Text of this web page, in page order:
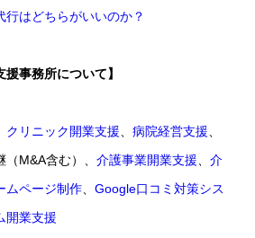
行はどちらがいいのか？
援事務所について】
クリニック開業支援 、病院経営支援
（M&A含む）、介護事業開業支援 、介
ムページ制作 、Google口コミ対策シス
開業支援